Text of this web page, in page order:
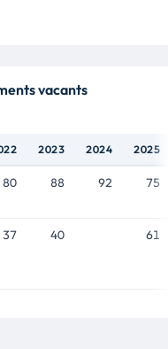
vacants
2023 2024 2025
80 88 92 75
37 40 61